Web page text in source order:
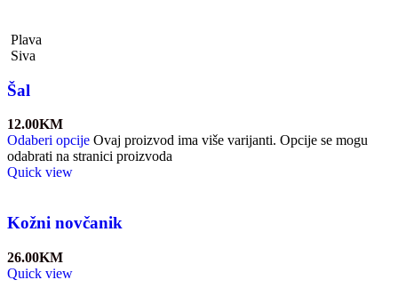
Plava
Siva
Šal
12.00KM
Odaberi opcije Ovaj proizvod ima više varijanti. Opcije se mogu
odabrati na stranici proizvoda
Quick view
Kožni novčanik
26.00KM
Quick view